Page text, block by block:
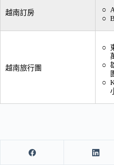
越南訂房
越南旅行團